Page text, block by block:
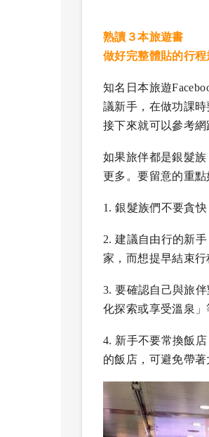
熟讀３本旅遊書
做好完整體貼的行程
知名日本旅遊
議新手，在做功課
接下來就可以參考網
如果旅伴都是銀髮
更多。要留意的重點
1. 銀髮族們不要貪
2. 建議自由行的新
家，而想提早結束
3. 要確認自己與旅
化探索或享受溫泉」
4. 新手不要常換飯
的飯店，可避免帶著